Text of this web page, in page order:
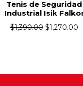
Tenis de Seguridad
Industrial Isik Klaut
$1,390.00 $1,270.00